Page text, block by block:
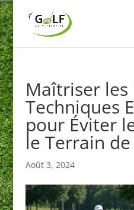
Maîtriser les
Techniques
pour Éviter
le Terrain
Août 3, 2024